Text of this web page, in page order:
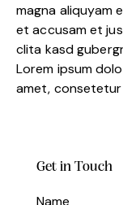
magna aliquyam
et accusam et
clita kasd
Lorem ipsum
amet,
Get in Touch